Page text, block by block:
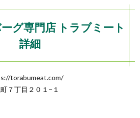
グ専門店 トラブミート
詳細
torabumeat.com/
７丁目２０１−１